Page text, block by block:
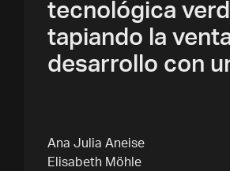
tecnológica
tapiando la
desarrollo con
Ana Julia Aneise
Elisabeth Möhle